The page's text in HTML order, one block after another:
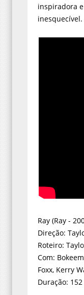
inspiradora
inesquecível.
Ray (Ray -
Direção:
Roteiro:
Com:
Foxx, Kerry
Duração: